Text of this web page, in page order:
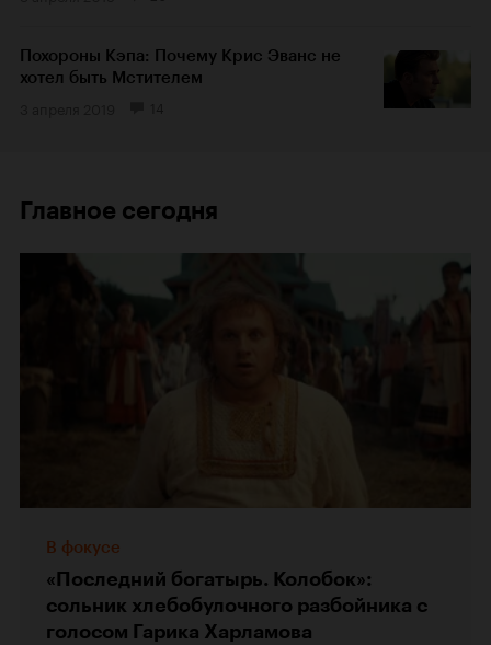
Похороны Кэпа: Почему Крис Эванс не
хотел быть Мстителем
Главное сегодня
В фокусе
«Последний богатырь. Колобок»:
сольник хлебобулочного разбойника с
голосом Гарика Харламова